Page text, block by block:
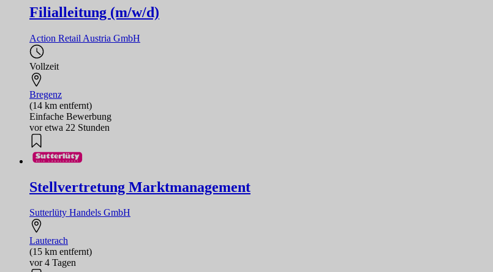
Filialleitung (m/w/d)
Action Retail Austria GmbH
Vollzeit
Bregenz
(14 km entfernt)
Einfache Bewerbung
vor etwa 22 Stunden
Stellvertretung Marktmanagement
Sutterlüty Handels GmbH
Lauterach
(15 km entfernt)
vor 4 Tagen